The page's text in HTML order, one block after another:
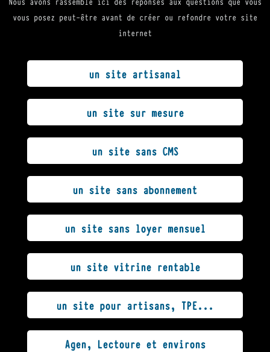
vous posez peut-être avant de créer ou refondre votre site
internet
un site artisanal
un site sur mesure
un site sans CMS
un site sans abonnement
un site sans loyer mensuel
un site vitrine rentable
un site pour artisans, TPE...
Agen, Lectoure et environs